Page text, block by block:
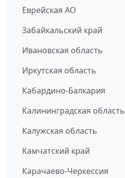
Еврейская АО
Забайкальский край
Ивановская область
Иркутская область
Кабардино-Балкария
Калининградская область
Калужская область
Камчатский край
Карачаево-Черкессия